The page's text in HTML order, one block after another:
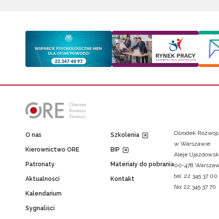
O nas
Kierownictwo ORE
Patronaty
Aktualności
Kalendarium
Sygnaliści
Szkolenia
BIP
Materiały do pobrania
Kontakt
Ośrodek
w Warszawie
Aleje
00-478
tel. 22 345 37 00
fax 22 345 37 70